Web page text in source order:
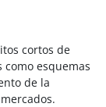
cortos de
esquemas
de la